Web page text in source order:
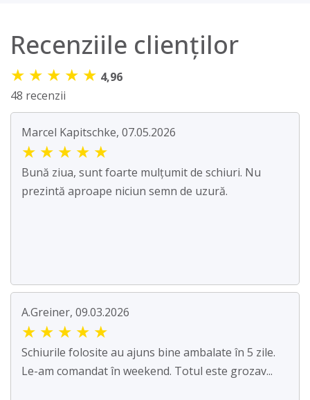
Recenziile clienților
★ ★ ★ ★ ★ 4,96
48 recenzii
Marcel Kapitschke, 07.05.2026
★ ★ ★ ★ ★
Bună ziua, sunt foarte mulțumit de schiuri. Nu
prezintă aproape niciun semn de uzură.
A.Greiner, 09.03.2026
★ ★ ★ ★ ★
Schiurile folosite au ajuns bine ambalate în 5 zile.
Le-am comandat în weekend. Totul este grozav...